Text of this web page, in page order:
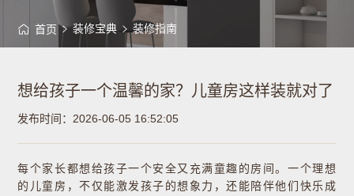
首页 装修宝典 装修指南
想给孩子一个温馨的家？儿童房这样装就对了
发布时间：2026-06-05 16:52:05
每个家长都想给孩子一个安全又充满童趣的房间。一个理想
的儿童房，不仅能激发孩子的想象力，还能陪伴他们快乐成